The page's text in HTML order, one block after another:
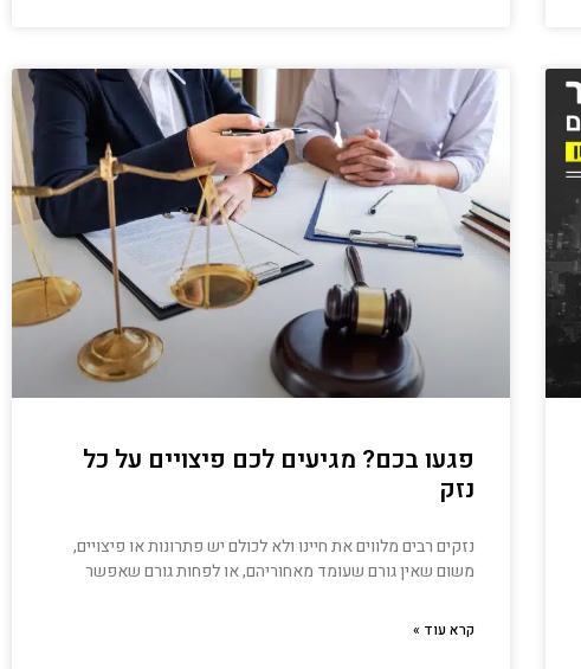
פגעו בכם? מגיעים לכם פיצויים על כל
נזק
נזקים רבים מלווים את חיינו ולא לכולם יש פתרונות או פיצויים,
משום שאין גורם שעומד מאחוריהם, או לפחות גורם שאפשר
קרא עוד »